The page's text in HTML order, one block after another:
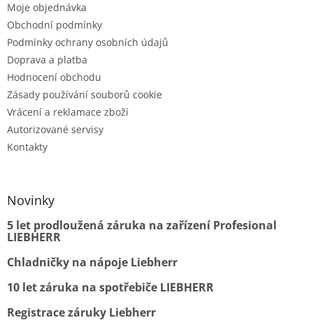
Moje objednávka
Obchodní podmínky
Podmínky ochrany osobních údajů
Doprava a platba
Hodnocení obchodu
Zásady používání souborů cookie
Vrácení a reklamace zboží
Autorizované servisy
Kontakty
Novinky
5 let prodloužená záruka na zařízení Profesional
LIEBHERR
Chladničky na nápoje Liebherr
10 let záruka na spotřebiče LIEBHERR
Registrace záruky Liebherr